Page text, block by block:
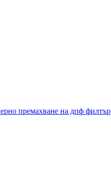
премахване на дпф филтър